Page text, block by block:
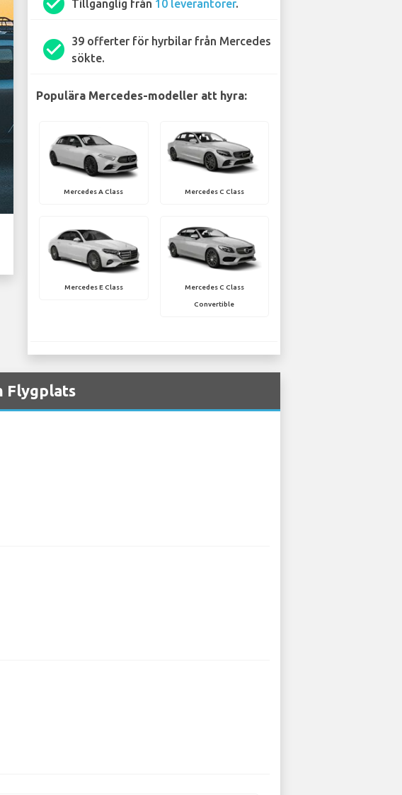
Tillgänglig från 10 leverantörer.
check_circle
39 offerter för hyrbilar från Mercedes
sökte.
Populära Mercedes-modeller att hyra:
Mercedes A Class Mercedes C Class
Mercedes E Class Mercedes C Class
Convertible
Flygplats